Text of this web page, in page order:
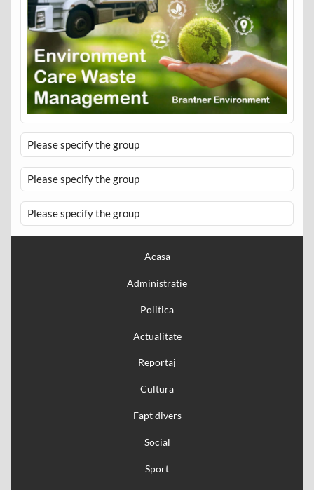
Please specify the group
Please specify the group
Please specify the group
Acasa
Administratie
Politica
Actualitate
Reportaj
Cultura
Fapt divers
Social
Sport